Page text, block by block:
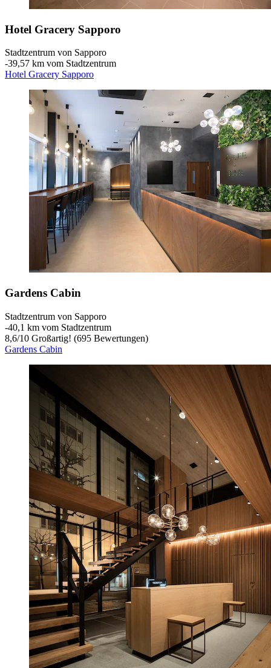
Hotel Gracery Sapporo
Stadtzentrum von Sapporo
‐39,57 km vom Stadtzentrum
Hotel Gracery Sapporo
Gardens Cabin
Stadtzentrum von Sapporo
‐40,1 km vom Stadtzentrum
8,6/10 Großartig! (695 Bewertungen)
Gardens Cabin